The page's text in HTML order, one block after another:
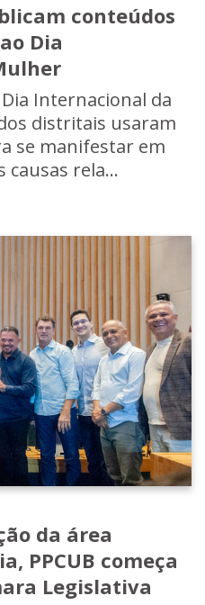
conteúdos
Dia
Internacional da
distritais usaram
se manifestar em
causas rela...
da área
PPCUB começa
Legislativa